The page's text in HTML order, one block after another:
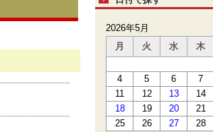
2026年5月
月
火 水 木
4
5 6 7
11
12 13 14
18
19 20 21
25
26 27 28